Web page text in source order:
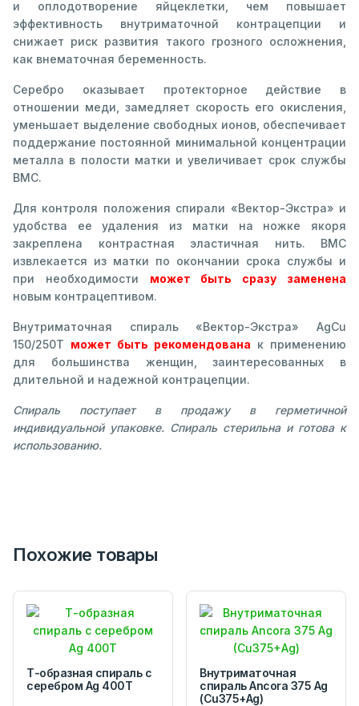
и оплодотворение яйцеклетки, чем повышает
эффективность внутриматочной контрацепции и
снижает риск развития такого грозного осложнения,
как внематочная беременность.
Серебро оказывает протекторное действие в
отношении меди, замедляет скорость его окисления,
уменьшает выделение свободных ионов, обеспечивает
поддержание постоянной минимальной концентрации
металла в полости матки и увеличивает срок службы
ВМС.
Для контроля положения спирали «Вектор-Экстра» и
удобства ее удаления из матки на ножке якоря
закреплена контрастная эластичная нить. ВМС
извлекается из матки по окончании срока службы и
при необходимости может быть сразу заменена
новым контрацептивом.
Внутриматочная спираль «Вектор-Экстра» AgCu
150/250Т может быть рекомендована к применению
для большинства женщин, заинтересованных в
длительной и надежной контрацепции.
Спираль поступает в продажу в герметичной
индивидуальной упаковке. Спираль стерильна и готова к
использованию.
Похожие товары
Т-образная спираль с
серебром Ag 400T
Внутриматочная
спираль Ancora 375 Ag
(Cu375+Ag)